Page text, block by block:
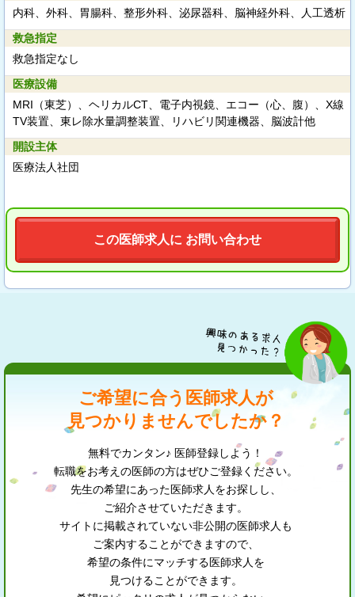
内科、外科、胃腸科、整形外科、泌尿器科、脳神経外科、人工透析
救急指定
救急指定なし
医療設備
MRI（東芝）、ヘリカルCT、電子内視鏡、エコー（心、腹）、X線
TV装置、東レ除水量調整装置、リハビリ関連機器、脳波計他
開設主体
医療法人社団
この医師求人に お問い合わせ
ご希望に合う医師求人が
見つかりませんでしたか？
無料でカンタン♪ 医師登録しよう！
転職をお考えの医師の方はぜひご登録ください。
先生の希望にあった医師求人をお探しし、
ご紹介させていただきます。
サイトに掲載されていない非公開の医師求人も
ご案内することができますので、
希望の条件にマッチする医師求人を
見つけることができます。